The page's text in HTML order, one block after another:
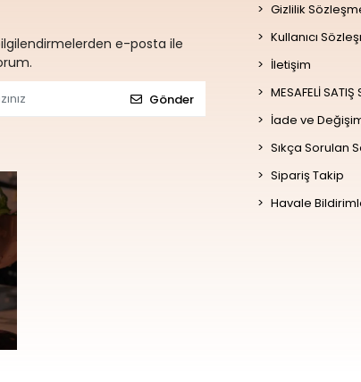
e-posta ile
Gönder
Gizlilik
Kullanıcı
İletişim
MESAFELİ SATIŞ
İade ve
Sıkça Sorulan
Sipariş Takip
Havale